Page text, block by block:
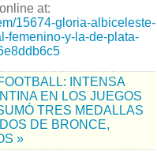
at:
15674-gloria-albiceleste-
femenino-y-la-de-plata-
INTENSA
EN LOS JUEGOS
TRES MEDALLAS
DE BRONCE,
»